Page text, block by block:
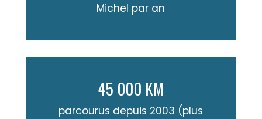
Michel par an
45 000 KM
parcourus depuis 2003 (plus